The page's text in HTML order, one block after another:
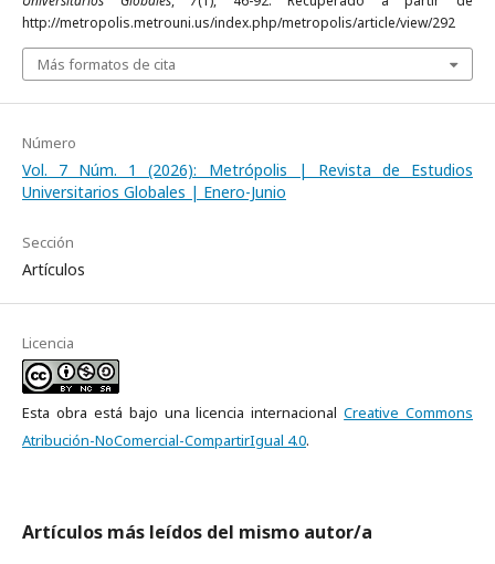
http://metropolis.metrouni.us/index.php/metropolis/article/view/292
Más formatos de cita
Número
Vol. 7 Núm. 1 (2026): Metrópolis | Revista de Estudios
Universitarios Globales | Enero-Junio
Sección
Artículos
Licencia
Esta obra está bajo una licencia internacionalCreative Commons
Atribución-NoComercial-CompartirIgual 4.0.
Artículos más leídos del mismo autor/a